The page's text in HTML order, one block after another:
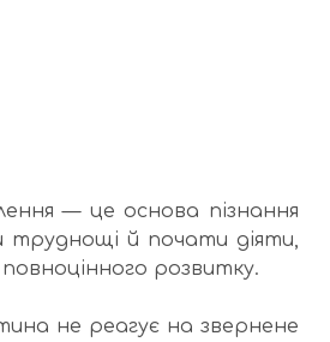
— це основа пізнання
труднощі й почати діяти,
розвитку.
не реагує на звернене